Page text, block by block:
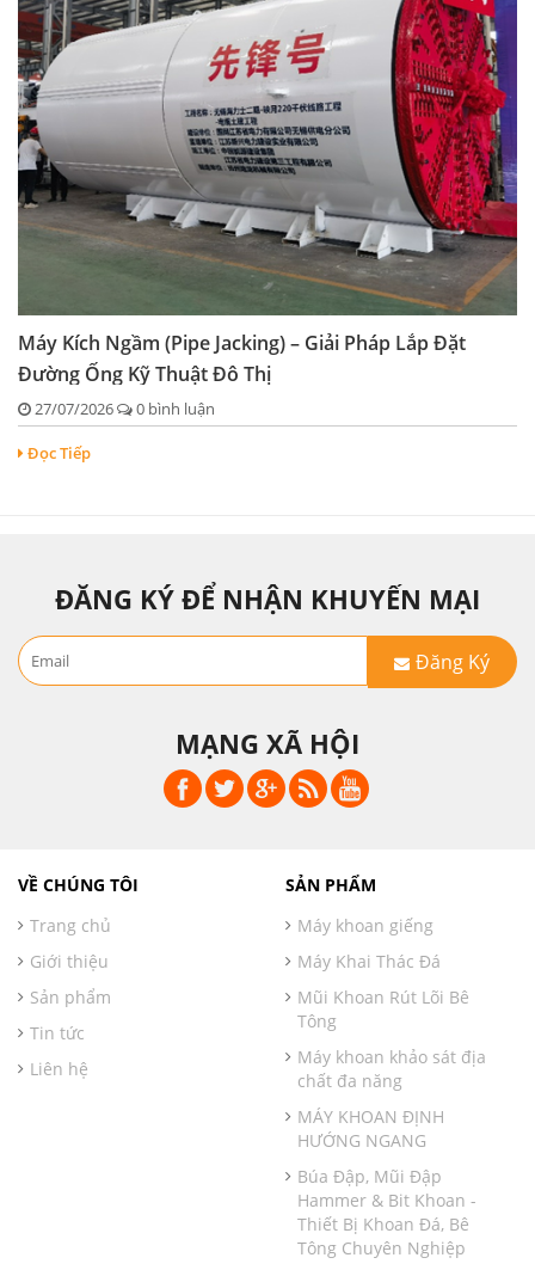
Máy Kích Ngầm (Pipe Jacking) – Giải Pháp Lắp Đặt
Đường Ống Kỹ Thuật Đô Thị
27/07/2026 0 bình luận
Đọc Tiếp
ĐĂNG KÝ ĐỂ NHẬN KHUYẾN MẠI
Đăng Ký
MẠNG XÃ HỘI
VỀ CHÚNG TÔI
Trang chủ
Giới thiệu
Sản phẩm
Tin tức
Liên hệ
SẢN PHẨM
Máy khoan giếng
Máy Khai Thác Đá
Mũi Khoan Rút Lõi Bê
Tông
Máy khoan khảo sát địa
chất đa năng
MÁY KHOAN ĐỊNH
HƯỚNG NGANG
Búa Đập, Mũi Đập
Hammer & Bit Khoan -
Thiết Bị Khoan Đá, Bê
Tông Chuyên Nghiệp